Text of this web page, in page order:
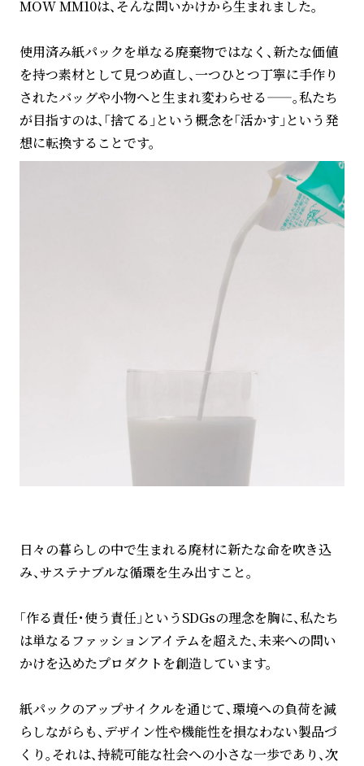
MOW MM10は、そんな問いかけから生まれました。
使用済み紙パックを単なる廃棄物ではなく、新たな価値
を持つ素材として見つめ直し、一つひとつ丁寧に手作り
されたバッグや小物へと生まれ変わらせる——。私たち
が目指すのは、「捨てる」という概念を「活かす」という発
想に転換することです。
日々の暮らしの中で生まれる廃材に新たな命を吹き込
み、サステナブルな循環を生み出すこと。
「作る責任・使う責任」というSDGsの理念を胸に、私たち
は単なるファッションアイテムを超えた、未来への問い
かけを込めたプロダクトを創造しています。
紙パックのアップサイクルを通じて、環境への負荷を減
らしながらも、デザイン性や機能性を損なわない製品づ
くり。それは、持続可能な社会への小さな一歩であり、次